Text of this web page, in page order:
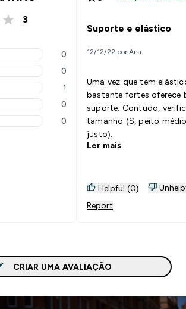
3
reviews
0
0 reviews
0
reviews
1
reviews
0
reviews
0
Suporte e elástico
12/12/22 por Ana
Uma vez que tem
bastante fortes oferece
suporte. Contudo, verificar o
tamanho (S, peito
justo).
Ler mais
Helpful (0)
Report
CRIAR UMA AVALIAÇÃO